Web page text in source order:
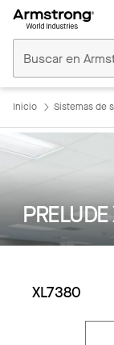
Inicio Sistemas de
XL7380